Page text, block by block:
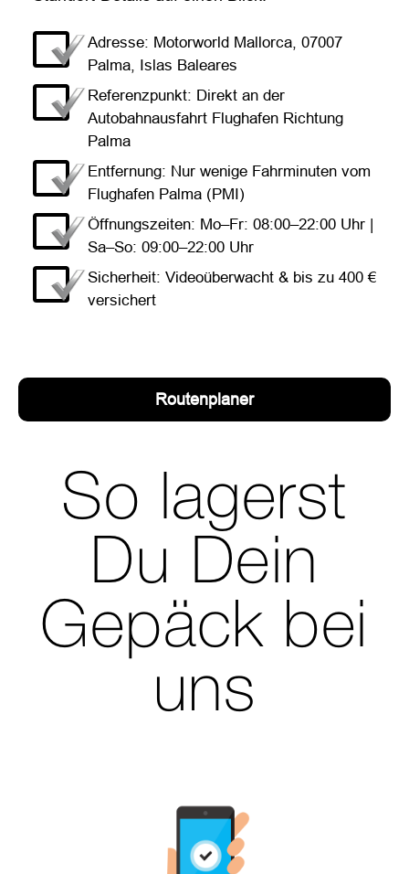
Adresse: Motorworld Mallorca, 07007
Palma, Islas Baleares
Referenzpunkt: Direkt an der
Autobahnausfahrt Flughafen Richtung
Palma
Entfernung: Nur wenige Fahrminuten vom
Flughafen Palma (PMI)
Öffnungszeiten: Mo–Fr: 08:00–22:00 Uhr |
Sa–So: 09:00–22:00 Uhr
Sicherheit: Videoüberwacht & bis zu 400 €
versichert
Routenplaner
So lagerst
Du Dein
Gepäck bei
uns